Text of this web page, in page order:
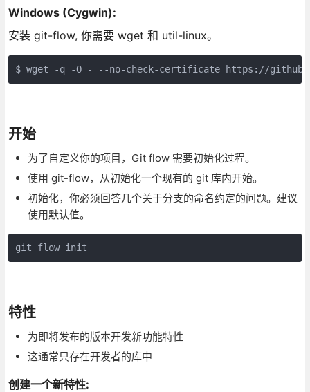
Windows (Cygwin):
安装 git-flow, 你需要 wget 和 util-linux。
$ wget -q -O - --no-check-certificate https://
开始
为了自定义你的项目，Git flow 需要初始化过程。
使用 git-flow，从初始化一个现有的 git 库内开始。
初始化，你必须回答几个关于分支的命名约定的问题。建议
使用默认值。
git flow init
特性
为即将发布的版本开发新功能特性
这通常只存在开发者的库中
创建一个新特性: